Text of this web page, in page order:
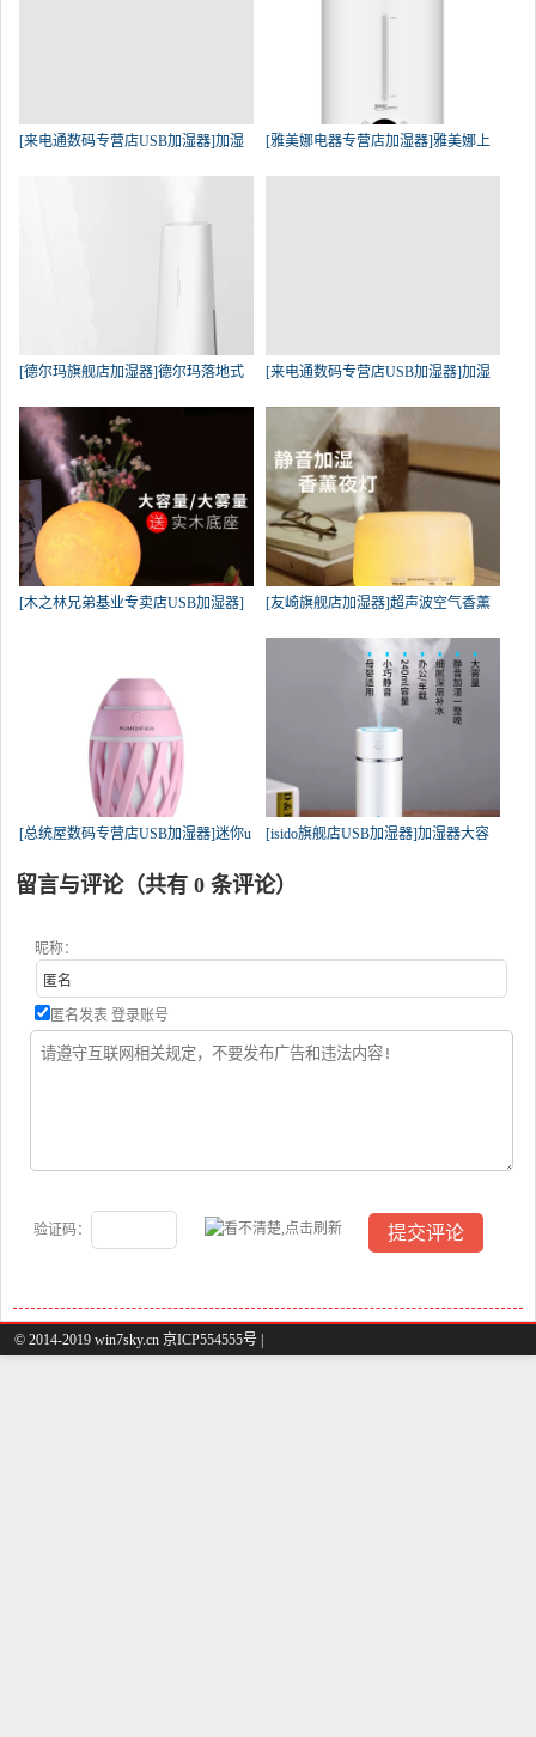
[来电通数码专营店USB加湿器]加湿 [雅美娜电器专营店加湿器]雅美娜上
[德尔玛旗舰店加湿器]德尔玛落地式 [来电通数码专营店USB加湿器]加湿
[木之林兄弟基业专卖店USB加湿器] [友崎旗舰店加湿器]超声波空气香薰
[总统屋数码专营店USB加湿器]迷你u [isido旗舰店USB加湿器]加湿器大容
留言与评论（共有 0 条评论）
昵称：
匿名发表 登录账号
验证码：
© 2014-2019 win7sky.cn 京ICP554555号 |